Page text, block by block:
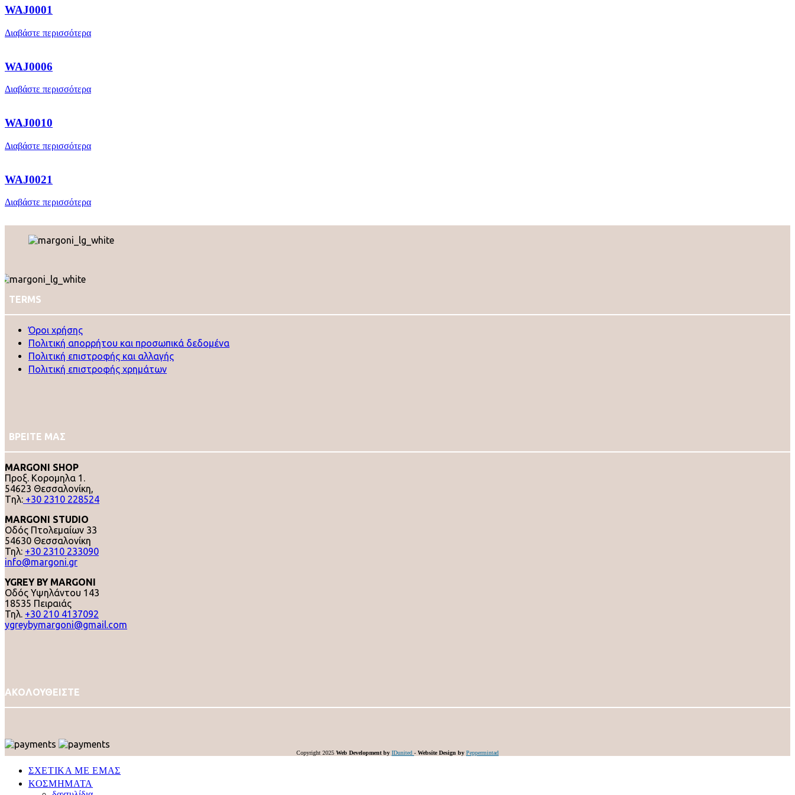
WAJ0001
Διαβάστε περισσότερα
WAJ0006
Διαβάστε περισσότερα
WAJ0010
Διαβάστε περισσότερα
WAJ0021
Διαβάστε περισσότερα
TERMS
Όροι χρήσης
Πολιτική απορρήτου και προσωπικά δεδομένα
Πολιτική επιστροφής και αλλαγής
Πολιτική επιστροφής χρημάτων
ΒΡΕΙΤΕ ΜΑΣ
MARGONI SHOP
Προξ. Κορομηλα 1.
54623 Θεσσαλονίκη,
Tηλ: +30 2310 228524
MARGONI STUDIO
Οδός Πτολεμαίων 33
54630 Θεσσαλονίκη
Τηλ: +30 2310 233090
info@margoni.gr
YGREY BY MARGONI
Oδός Υψηλάντου 143
18535 Πειραιάς
Τηλ. +30 210 4137092
ygreybymargoni@gmail.com
ΑΚΟΛΟΥΘΕΙΣΤΕ
Copyright 2025 Web Development by IDunited - Website Design by Peppermintad
ΣΧΕΤΙΚΑ ΜΕ ΕΜΑΣ
ΚΟΣΜΗΜΑΤΑ